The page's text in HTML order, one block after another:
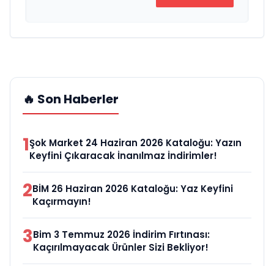
🔥 Son Haberler
1Şok Market 24 Haziran 2026 Kataloğu: Yazın
Keyfini Çıkaracak İnanılmaz İndirimler!
2BİM 26 Haziran 2026 Kataloğu: Yaz Keyfini
Kaçırmayın!
3Bim 3 Temmuz 2026 İndirim Fırtınası:
Kaçırılmayacak Ürünler Sizi Bekliyor!